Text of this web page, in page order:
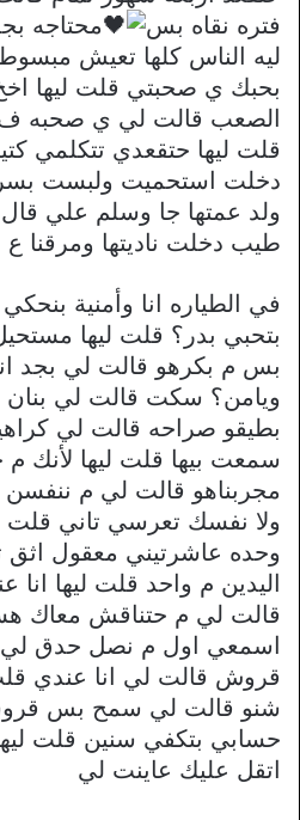
فتره نقاه بس
محتاجه
ليه الناس كلها تعيش
بحبك ي صحبتي قلت ليها
الصعب قالت لي ي صحبه ف
قلت ليها حتقعدي تتكلمي
دخلت استحميت ولبست
ولد عمتها جا وسلم علي
طيب دخلت ناديتها ومرقنا
في الطياره انا وأمنية
بتحبي بدر؟ قلت ليها
بس م بكرهو قالت لي بجد
ويامن؟ سكت قالت لي بنان
بطيقو صراحه قالت لي
سمعت بيها قلت ليها لأنك م
مجربناهو قالت لي م
ولا نفسك تعرسي تاني قلت
وحده عاشرتيني معقول اثق
اليدين م واحد قلت ليها انا
قالت لي م حتناقش معاك
اسمعي اول م نصل حدق لي
قروش قالت لي انا عندي
شنو قالت لي سمح بس
حسابي بتكفي سنين قلت
اتقل عليك عاينت لي